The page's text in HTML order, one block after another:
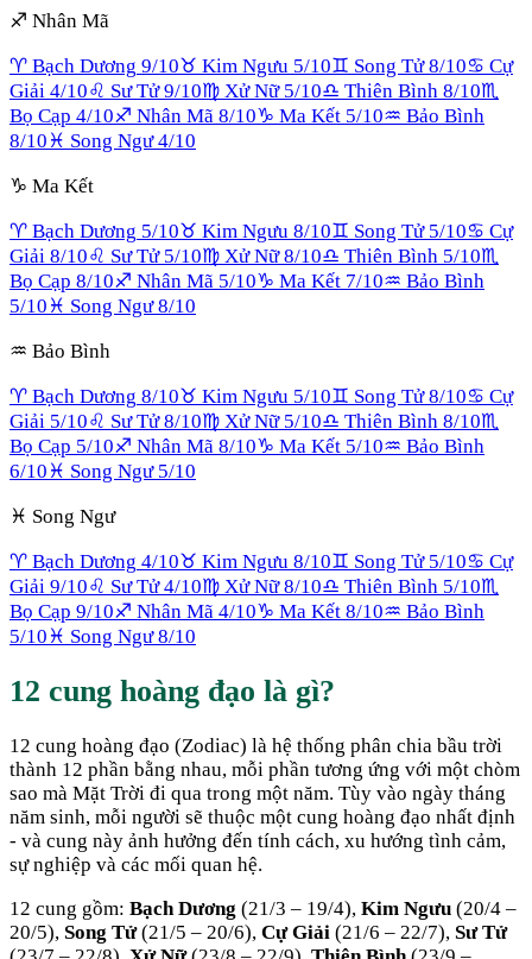
♐ Nhân Mã
♈ Bạch Dương 9/10♉ Kim Ngưu 5/10♊ Song Tử 8/10♋ Cự
Giải 4/10♌ Sư Tử 9/10♍ Xử Nữ 5/10♎ Thiên Bình 8/10♏
Bọ Cạp 4/10♐ Nhân Mã 8/10♑ Ma Kết 5/10♒ Bảo Bình
8/10 ♓ Song Ngư 4/10
♑ Ma Kết
♈ Bạch Dương 5/10♉ Kim Ngưu 8/10♊ Song Tử 5/10♋ Cự
Giải 8/10♌ Sư Tử 5/10♍ Xử Nữ 8/10♎ Thiên Bình 5/10♏
Bọ Cạp 8/10♐ Nhân Mã 5/10♑ Ma Kết 7/10♒ Bảo Bình
5/10 ♓ Song Ngư 8/10
♒ Bảo Bình
♈ Bạch Dương 8/10♉ Kim Ngưu 5/10♊ Song Tử 8/10♋ Cự
Giải 5/10♌ Sư Tử 8/10♍ Xử Nữ 5/10♎ Thiên Bình 8/10♏
Bọ Cạp 5/10♐ Nhân Mã 8/10♑ Ma Kết 5/10♒ Bảo Bình
6/10 ♓ Song Ngư 5/10
♓ Song Ngư
♈ Bạch Dương 4/10♉ Kim Ngưu 8/10♊ Song Tử 5/10♋ Cự
Giải 9/10♌ Sư Tử 4/10♍ Xử Nữ 8/10♎ Thiên Bình 5/10♏
Bọ Cạp 9/10♐ Nhân Mã 4/10♑ Ma Kết 8/10♒ Bảo Bình
5/10 ♓ Song Ngư 8/10
12 cung hoàng đạo là gì?
12 cung hoàng đạo (Zodiac) là hệ thống phân chia bầu trời
thành 12 phần bằng nhau, mỗi phần tương ứng với một chòm
sao mà Mặt Trời đi qua trong một năm. Tùy vào ngày tháng
năm sinh, mỗi người sẽ thuộc một cung hoàng đạo nhất định
- và cung này ảnh hưởng đến tính cách, xu hướng tình cảm,
sự nghiệp và các mối quan hệ.
12 cung gồm: Bạch Dương (21/3 – 19/4), Kim Ngưu (20/4 –
20/5), Song Tử(21/5 – 20/6), Cự Giải (21/6 – 22/7), Sư Tử